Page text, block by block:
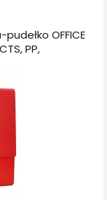
OFFICE
PP,
czerwona